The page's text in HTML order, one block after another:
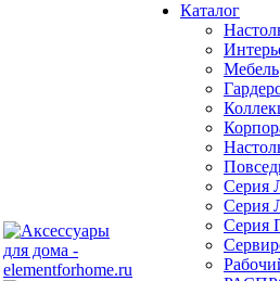
Каталог
Мебель
Серия
Серия